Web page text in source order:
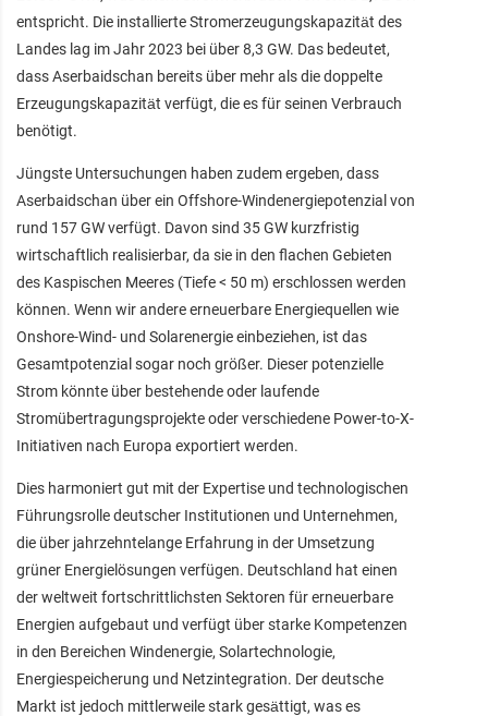
entspricht. Die installierte Stromerzeugungskapazität des
Landes lag im Jahr 2023 bei über 8,3 GW. Das bedeutet,
dass Aserbaidschan bereits über mehr als die doppelte
Erzeugungskapazität verfügt, die es für seinen Verbrauch
benötigt.
Jüngste Untersuchungen haben zudem ergeben, dass
Aserbaidschan über ein Offshore-Windenergiepotenzial von
rund 157 GW verfügt. Davon sind 35 GW kurzfristig
wirtschaftlich realisierbar, da sie in den flachen Gebieten
des Kaspischen Meeres (Tiefe < 50 m) erschlossen werden
können. Wenn wir andere erneuerbare Energiequellen wie
Onshore-Wind- und Solarenergie einbeziehen, ist das
Gesamtpotenzial sogar noch größer. Dieser potenzielle
Strom könnte über bestehende oder laufende
Stromübertragungsprojekte oder verschiedene Power-to-X-
Initiativen nach Europa exportiert werden.
Dies harmoniert gut mit der Expertise und technologischen
Führungsrolle deutscher Institutionen und Unternehmen,
die über jahrzehntelange Erfahrung in der Umsetzung
grüner Energielösungen verfügen. Deutschland hat einen
der weltweit fortschrittlichsten Sektoren für erneuerbare
Energien aufgebaut und verfügt über starke Kompetenzen
in den Bereichen Windenergie, Solartechnologie,
Energiespeicherung und Netzintegration. Der deutsche
Markt ist jedoch mittlerweile stark gesättigt, was es